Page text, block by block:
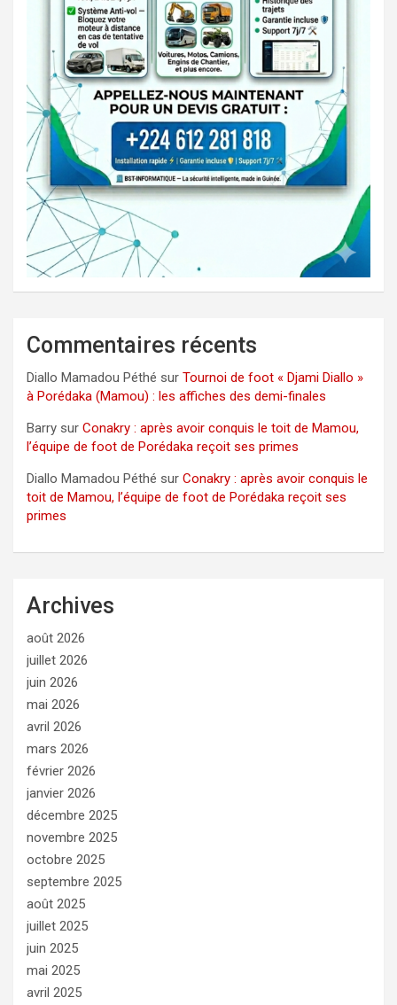
Commentaires récents
Diallo Mamadou Péthé sur Tournoi de foot « Djami Diallo »
à Porédaka (Mamou) : les affiches des demi-finales
Barry sur Conakry : après avoir conquis le toit de Mamou,
l’équipe de foot de Porédaka reçoit ses primes
Diallo Mamadou Péthé sur Conakry : après avoir conquis le
toit de Mamou, l’équipe de foot de Porédaka reçoit ses
primes
Archives
août 2026
juillet 2026
juin 2026
mai 2026
avril 2026
mars 2026
février 2026
janvier 2026
décembre 2025
novembre 2025
octobre 2025
septembre 2025
août 2025
juillet 2025
juin 2025
mai 2025
avril 2025